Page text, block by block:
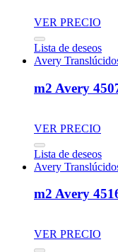
VER PRECIO
Lista de deseos
Avery
m2 Avery
VER PRECIO
Lista de deseos
Avery
m2 Avery
VER PRECIO